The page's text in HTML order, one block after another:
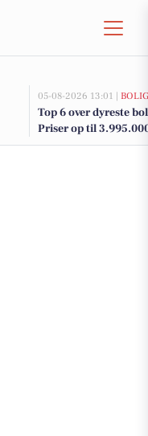
05-08-2026 13:01 |
Top 6 over dyreste
Priser op til